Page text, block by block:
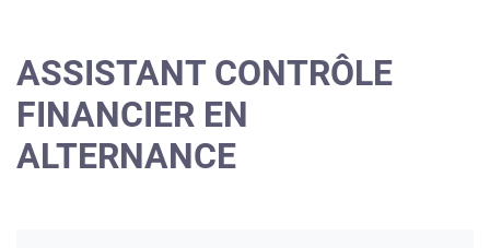
ASSISTANT CONTRÔLE
FINANCIER EN
ALTERNANCE